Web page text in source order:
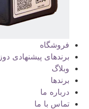
فروشگاه
برندهای پیشنهادی
وبلاگ
برندها
درباره ما
تماس با ما